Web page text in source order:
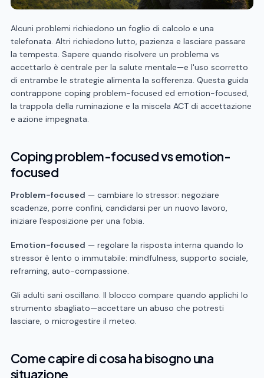
Alcuni problemi richiedono un foglio di calcolo e una
telefonata. Altri richiedono lutto, pazienza e lasciare passare
la tempesta. Sapere quando risolvere un problema vs
accettarlo è centrale per la salute mentale—e l'uso scorretto
di entrambe le strategie alimenta la sofferenza. Questa guida
contrappone coping problem-focused ed emotion-focused,
la trappola della ruminazione e la miscela ACT di accettazione
e azione impegnata.
Coping problem-focused vs emotion-
focused
Problem-focused — cambiare lo stressor: negoziare
scadenze, porre confini, candidarsi per un nuovo lavoro,
iniziare l'esposizione per una fobia.
Emotion-focused — regolare la risposta interna quando lo
stressor è lento o immutabile: mindfulness, supporto sociale,
reframing, auto-compassione.
Gli adulti sani oscillano. Il blocco compare quando applichi lo
strumento sbagliato—accettare un abuso che potresti
lasciare, o microgestire il meteo.
Come capire di cosa ha bisogno una
situazione